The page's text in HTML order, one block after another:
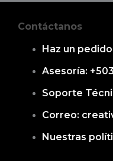
Contáctanos
Haz un
Asesoría:
Soporte
Correo:
Nuestras